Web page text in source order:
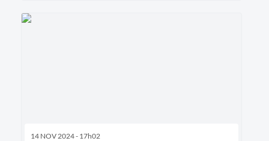
14 NOV 2024 - 17h02